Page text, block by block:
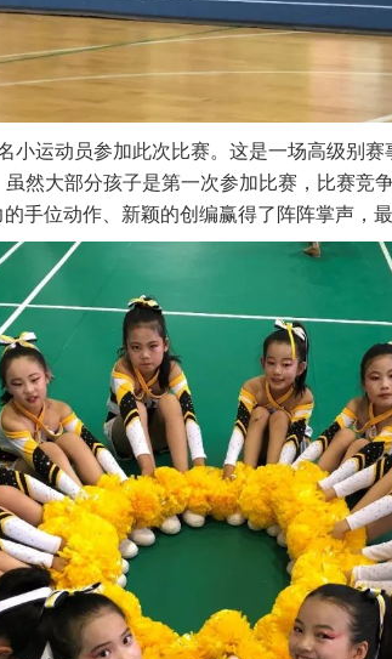
小运动员参加此次比赛。这是一场高级别赛
然大部分孩子是第一次参加比赛，比赛竞
手位动作、新颖的创编赢得了阵阵掌声，